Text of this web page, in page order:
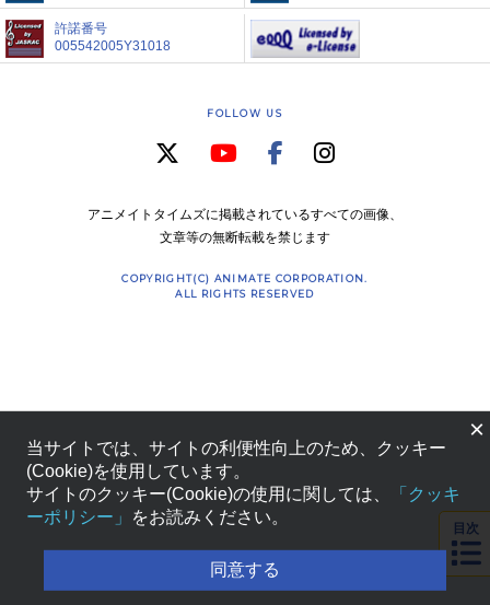
許諾番号
005542005Y31018
FOLLOW US
アニメイトタイムズに掲載されているすべての画像、
文章等の無断転載を禁じます
COPYRIGHT(C) ANIMATE CORPORATION.
ALL RIGHTS RESERVED
目次
×
当サイトでは、サイトの利便性向上のため、クッキー
(Cookie)を使用しています。
サイトのクッキー(Cookie)の使用に関しては、
「クッキ
ーポリシー」
をお読みください。
同意する